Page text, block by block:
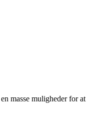
masse muligheder for at